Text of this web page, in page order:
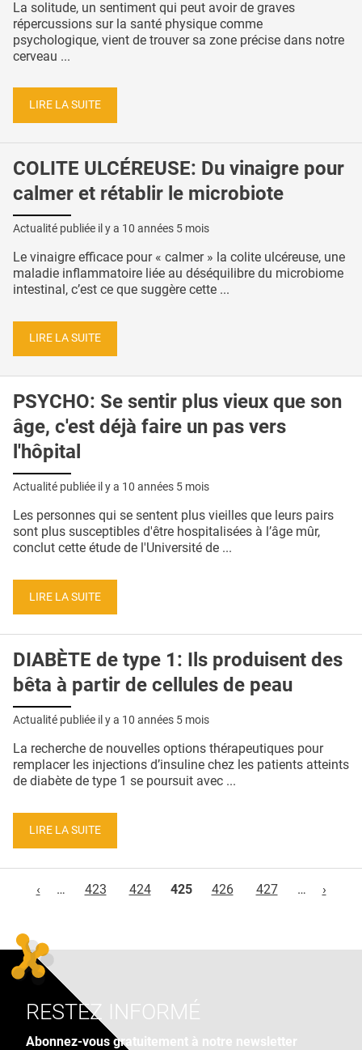
La solitude, un sentiment qui peut avoir de graves
répercussions sur la santé physique comme
psychologique, vient de trouver sa zone précise dans notre
cerveau ...
LIRE LA SUITE
COLITE ULCÉREUSE: Du vinaigre pour
calmer et rétablir le microbiote
Actualité publiée il y a 10 années 5 mois
Le vinaigre efficace pour « calmer » la colite ulcéreuse, une
maladie inflammatoire liée au déséquilibre du microbiome
intestinal, c’est ce que suggère cette ...
LIRE LA SUITE
PSYCHO: Se sentir plus vieux que son
âge, c'est déjà faire un pas vers
l'hôpital
Actualité publiée il y a 10 années 5 mois
Les personnes qui se sentent plus vieilles que leurs pairs
sont plus susceptibles d'être hospitalisées à l’âge mûr,
conclut cette étude de l'Université de ...
LIRE LA SUITE
DIABÈTE de type 1: Ils produisent des
bêta à partir de cellules de peau
Actualité publiée il y a 10 années 5 mois
La recherche de nouvelles options thérapeutiques pour
remplacer les injections d’insuline chez les patients atteints
de diabète de type 1 se poursuit avec ...
LIRE LA SUITE
‹
… 423 424 425 426 427 … ›
RESTEZ INFORMÉ
Abonnez-vous gratuitement à notre newsletter